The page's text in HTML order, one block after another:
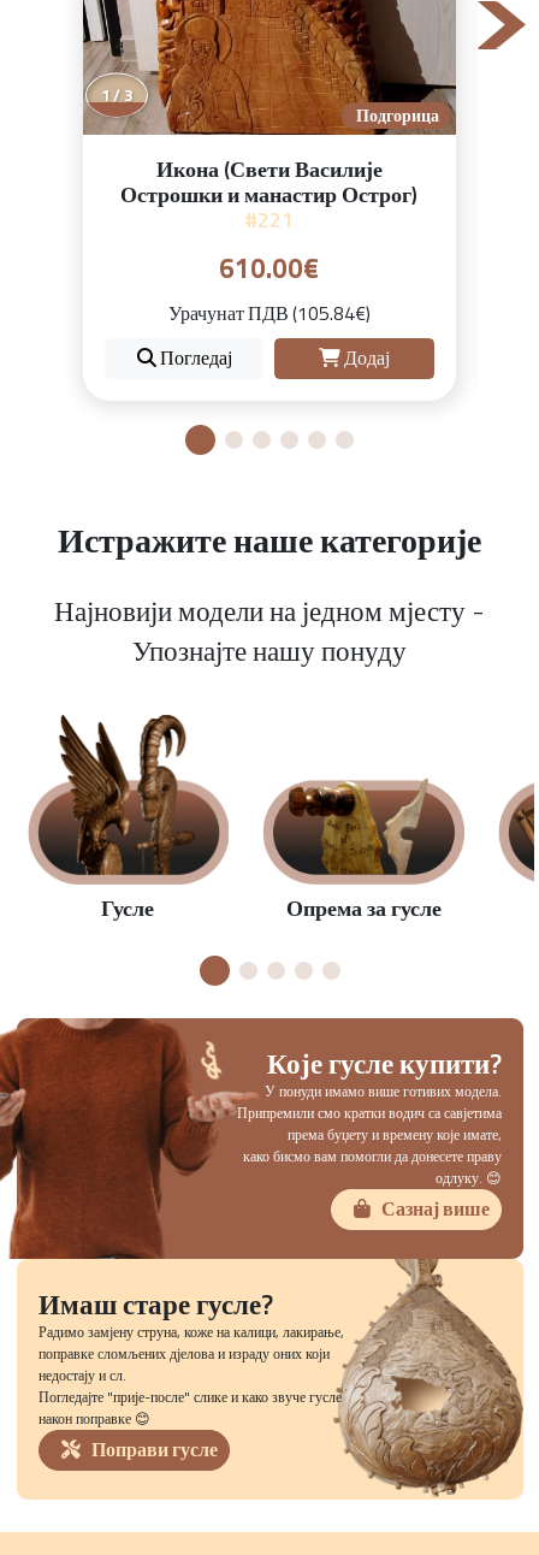
Подгорица
2 / 3
Икона (Свети Василије
Острошки и манастир Острог)
#221
610.00€
Урачунат ПДВ (105.84€)
Погледај
Додај
Истражите наше категорије
Најновији модели на једном мјесту -
Упознајте нашу понуду
Гусле Опрема за гусле
Које гусле купити?
У понуди имамо више готивих модела.
Припремили смо кратки водич са савјетима
према буџету и времену које имате,
како бисмо вам помогли да донесете праву
одлуку. 😊
Сазнај више
Имаш старе гусле?
Радимо замјену струна, коже на калици, лакирање,
поправке сломљених дјелова и израду оних који
недостају и сл.
Погледајте "прије-после" слике и како звуче гусле
након поправке 😊
Поправи гусле